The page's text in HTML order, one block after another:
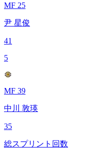
MF 25
尹 星俊
41
5
MF 39
中川 敦瑛
35
総スプリント回数